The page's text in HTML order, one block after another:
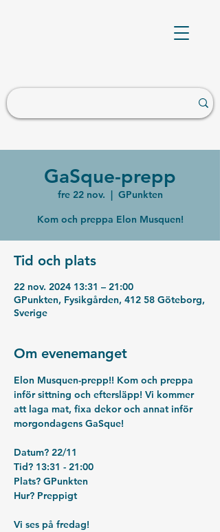
GaSque-prepp
fre 22 nov.
  |
GPunkten
Kom och preppa Elon Musquen!
Tid och plats
22 nov. 2024 13:31 – 21:00
GPunkten, Fysikgården, 412 58 Göteborg,
Sverige
Om evenemanget
Elon Musquen-prepp!! Kom och preppa
inför sittning och eftersläpp! Vi kommer
att laga mat, fixa dekor och annat inför
morgondagens GaSque!
Datum? 22/11
Tid? 13:31 - 21:00
Plats? GPunkten
Hur? Preppigt
Vi ses på fredag!